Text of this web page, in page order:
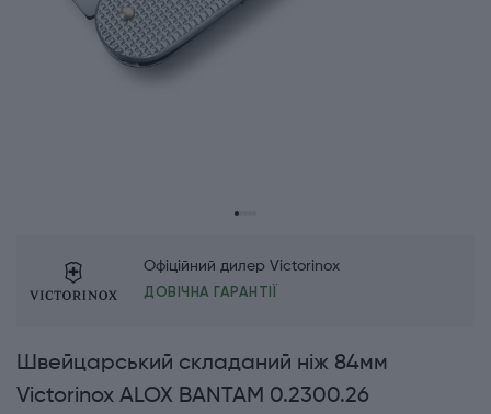
Офіційний дилер Victorinox
ДОВІЧНА ГАРАНТІЇ
Швейцарський складаний ніж 84мм
Victorinox ALOX BANTAM 0.2300.26